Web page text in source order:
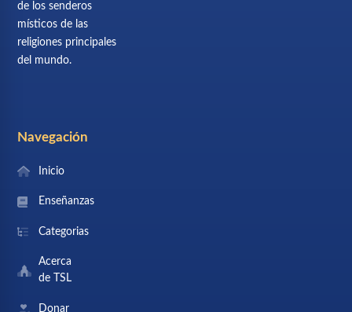
de los senderos
místicos de las
religiones principales
del mundo.
Navegación
Inicio
Enseñanzas
Categorias
Acerca
de TSL
Donar